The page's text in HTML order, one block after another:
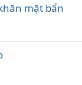
mặt bẩn